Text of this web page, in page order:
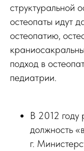
структуральной
остеопаты идут
остеопатию,
подход в
педиатрии.
В 2012
должность
г.